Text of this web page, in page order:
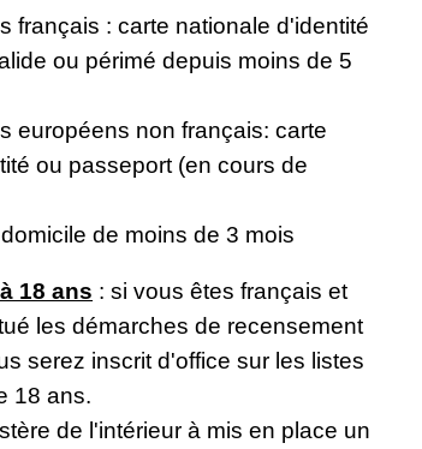
français : carte nationale d'identité
ou périmé depuis moins de 5
européens non français: carte
ou passeport (en cours de
de moins de 3 mois
18 ans : si vous êtes français et
les démarches de recensement
serez inscrit d'office sur les listes
18 ans.
de l'intérieur à mis en place un